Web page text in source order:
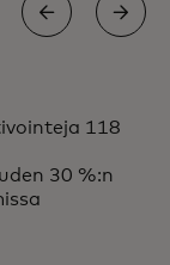
118
30 %:n